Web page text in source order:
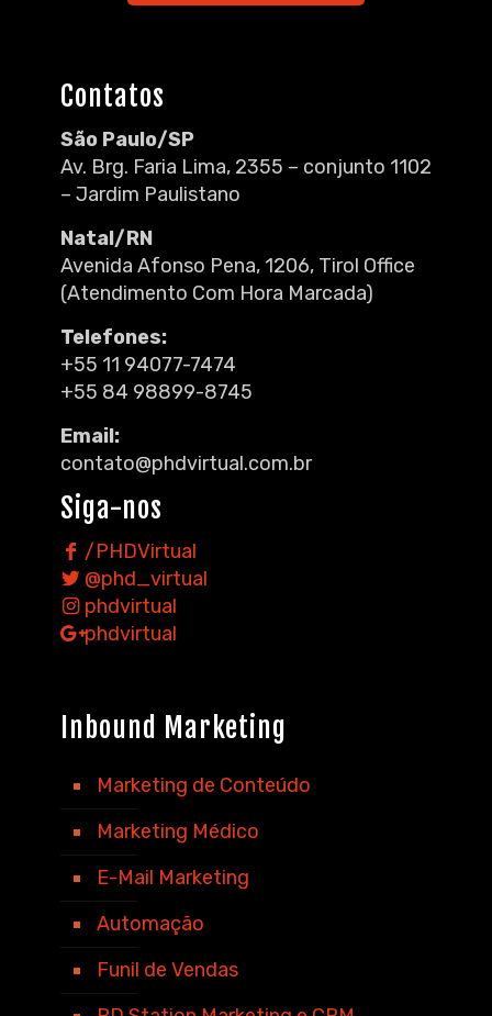
Contatos
São Paulo/SP
Av. Brg. Faria Lima, 2355 – conjunto 1102
– Jardim Paulistano
Natal/RN
Avenida Afonso Pena, 1206, Tirol Office
(Atendimento Com Hora Marcada)
Telefones:
+55 11 94077-7474
+55 84 98899-8745
Email:
contato@phdvirtual.com.br
Siga-nos
/PHDVirtual
@phd_virtual
phdvirtual
phdvirtual
Inbound Marketing
Marketing de Conteúdo
Marketing Médico
E-Mail Marketing
Automação
Funil de Vendas